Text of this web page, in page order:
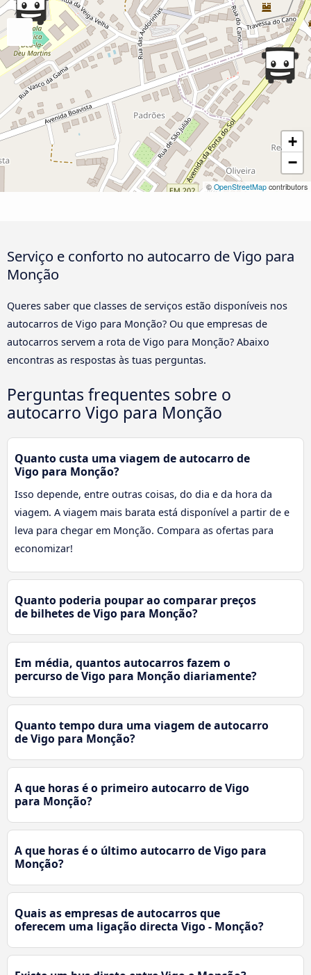
+
−
© OpenStreetMap contributors
Serviço e conforto no autocarro de Vigo para
Monção
Queres saber que classes de serviços estão disponíveis nos
autocarros de Vigo para Monção? Ou que empresas de
autocarros servem a rota de Vigo para Monção? Abaixo
encontras as respostas às tuas perguntas.
Perguntas frequentes sobre o
autocarro Vigo para Monção
Quanto custa uma viagem de autocarro de
Vigo para Monção?
Isso depende, entre outras coisas, do dia e da hora da
viagem. A viagem mais barata está disponível a partir de e
leva para chegar em Monção. Compara as ofertas para
economizar!
Quanto poderia poupar ao comparar preços
de bilhetes de Vigo para Monção?
Em média, quantos autocarros fazem o
percurso de Vigo para Monção diariamente?
Quanto tempo dura uma viagem de autocarro
de Vigo para Monção?
A que horas é o primeiro autocarro de Vigo
para Monção?
A que horas é o último autocarro de Vigo para
Monção?
Quais as empresas de autocarros que
oferecem uma ligação directa Vigo - Monção?